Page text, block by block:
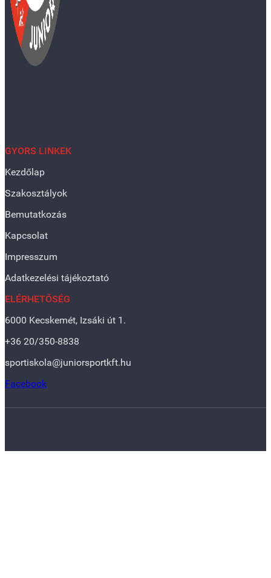
GYORS LINKEK
Kezdőlap
Szakosztályok
Bemutatkozás
Kapcsolat
Impresszum
Adatkezelési tájékoztató
ELÉRHETŐSÉG
6000 Kecskemét, Izsáki út 1.
+36 20/350-8838
sportiskola@juniorsportkft.hu
Facebook